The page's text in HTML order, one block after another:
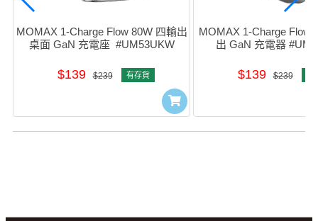
MOMAX 1-Charge Flow 80W 四輸出
桌面 GaN 充電座  #UM53UKW
$139 $239 有存貨
MOMAX 1-Charge
出 GaN 充電器
$139 $239